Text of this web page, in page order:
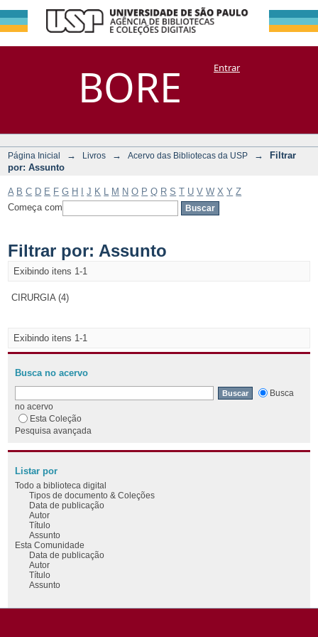
BORE
Filtrar por:
Assunto
DSpace/Manakin + CoriscoEntrar
Página Inicial → Livros → Acervo das Bibliotecas da USP →
Filtrar
por: Assunto
A B C D E F G H J K M N O P Q R S T U V W X Y Z
Começa com
Filtrar por: Assunto
Exibindo itens 1-1
CIRURGIA (4)
Exibindo itens 1-1
Busca no acervo
Busca
no acervo
Esta Coleção
Pesquisa avançada
Listar por
Todo a biblioteca digital
Tipos de documento & Coleções
Data de publicação
Autor
Título
Assunto
Esta Comunidade
Data de publicação
Autor
Título
Assunto